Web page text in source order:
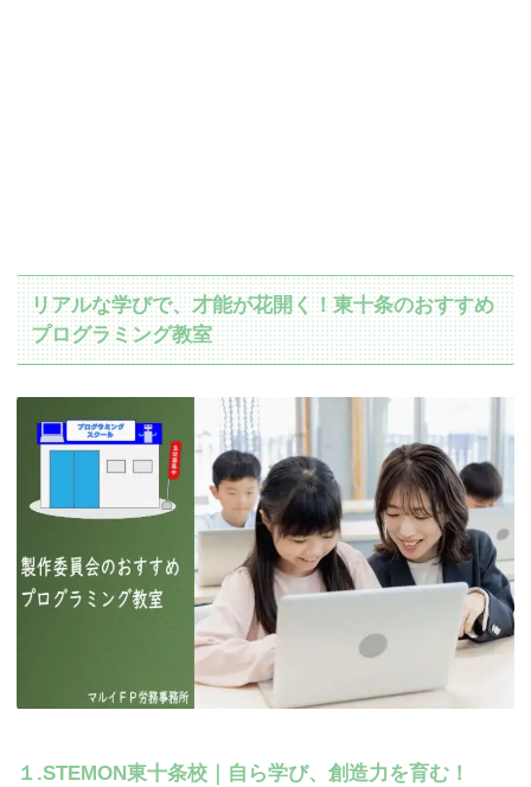
リアルな学びで、才能が花開く！東十条のおすすめ
プログラミング教室
１.STEMON東十条校｜自ら学び、創造力を育む！